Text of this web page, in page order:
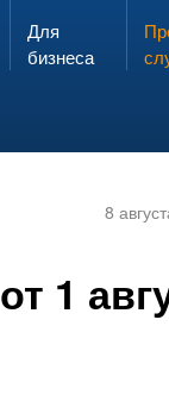
Запах газа?
ЗВОНИ
Для
бизнеса
8
1